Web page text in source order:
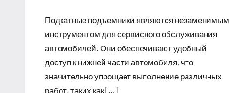
Подкатные подъемники являются незаменимым
инструментом для сервисного обслуживания
автомобилей. Они обеспечивают удобный
доступ к нижней части автомобиля, что
значительно упрощает выполнение различных
работ, таких как […]